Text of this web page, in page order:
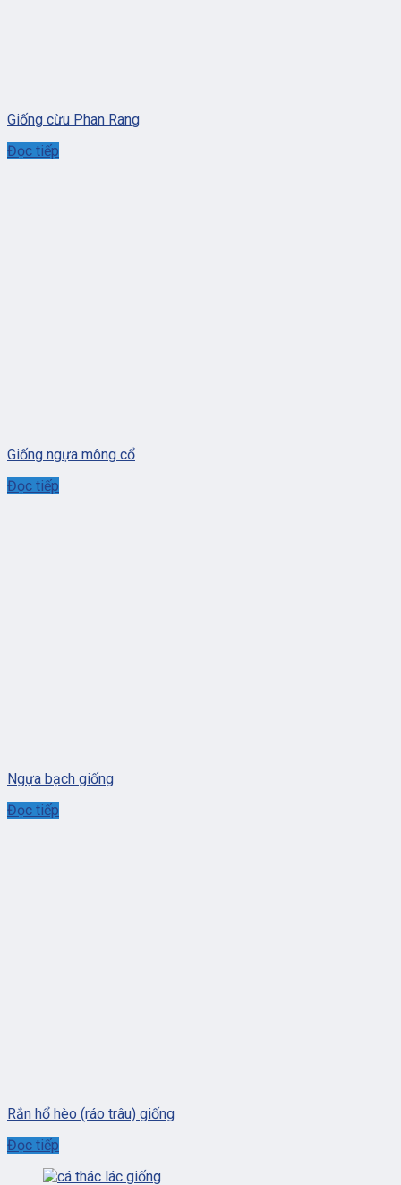
Giống cừu Phan Rang
Đọc tiếp
Giống ngựa mông cổ
Đọc tiếp
Ngựa bạch giống
Đọc tiếp
Rắn hổ hèo (ráo trâu) giống
Đọc tiếp